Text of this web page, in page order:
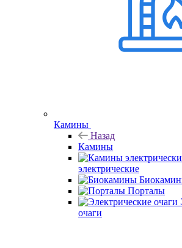
Камины
Назад
Камины
электрические
Порталы
очаги